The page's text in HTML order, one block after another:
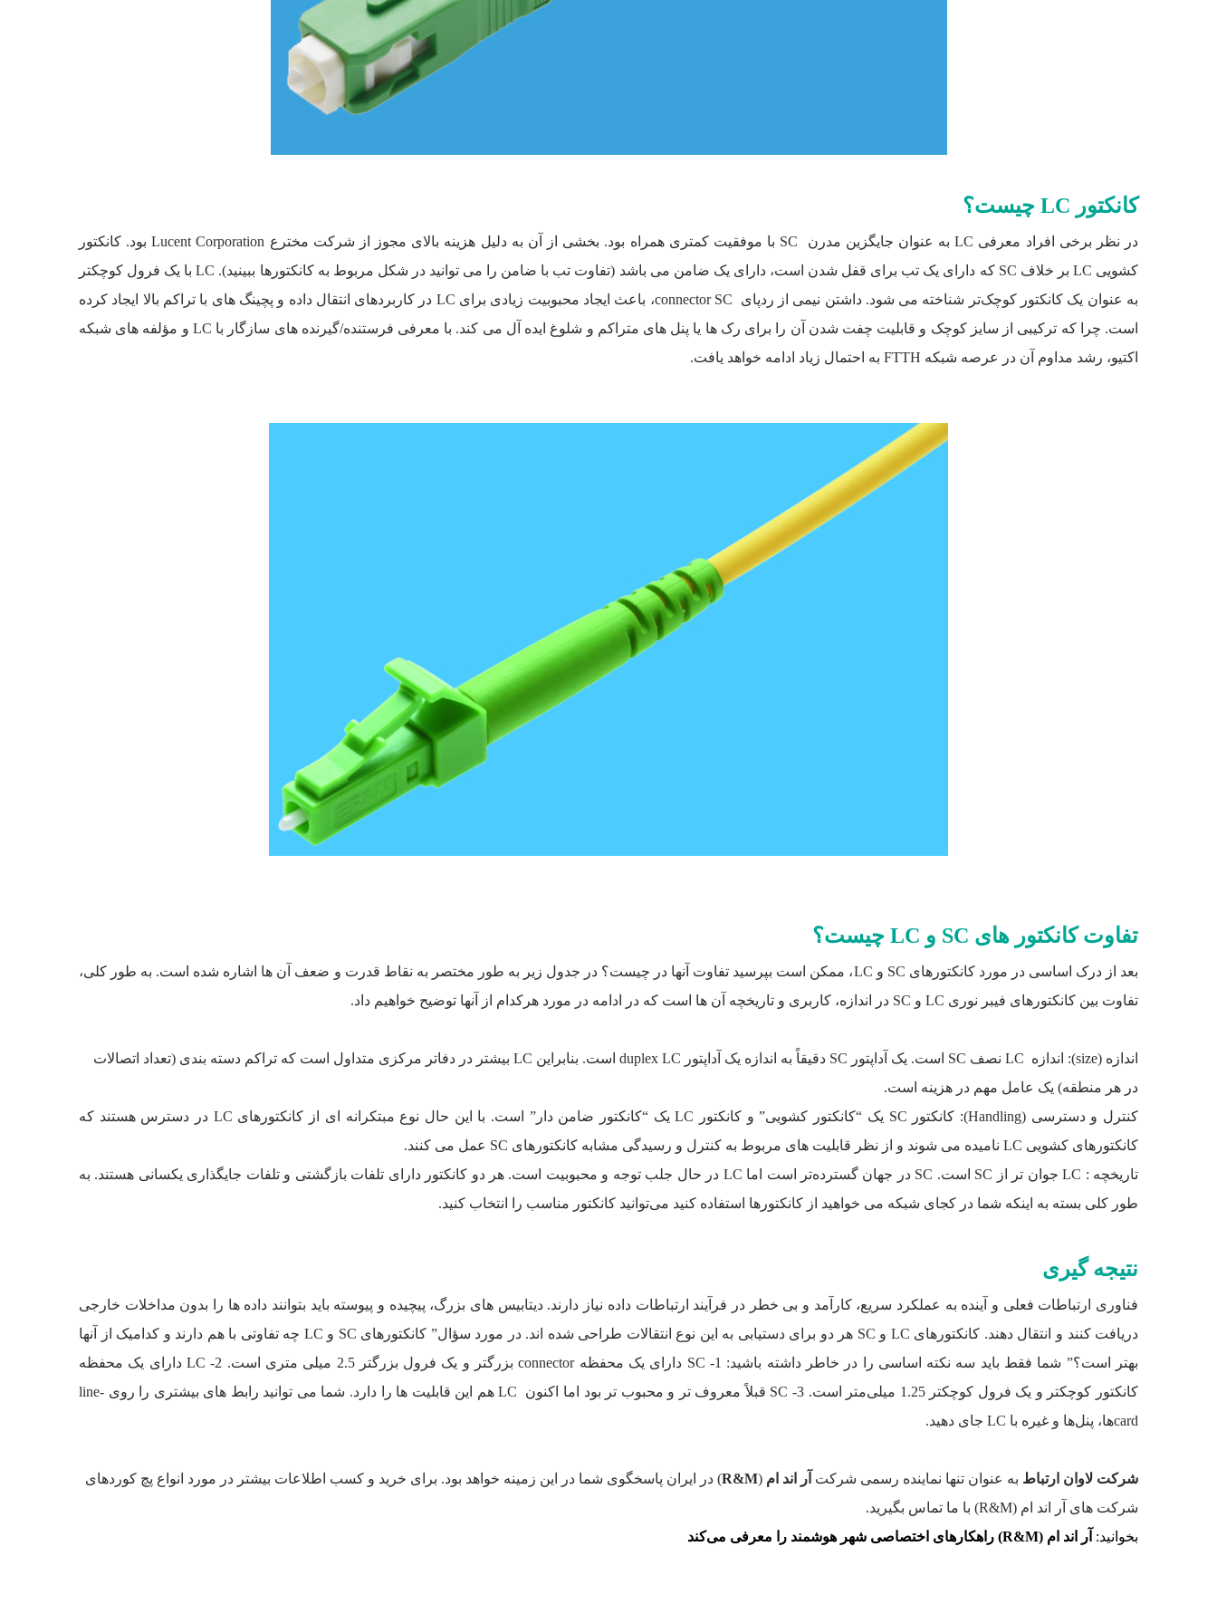
کانکتور LC چیست؟
در نظر برخی افراد معرفی LC به عنوان جایگزین مدرن SC با موفقیت کمتری همراه بود. بخشی از آن به دلیل هزینه بالای مجوز از شرکت مخترع Lucent Corporation بود. کانکتور
کشویی LC بر خلاف SC که دارای یک تب برای قفل شدن است، دارای یک ضامن می باشد (تفاوت تب با ضامن را می توانید در شکل مربوط به کانکتورها ببینید). LC با یک فرول کوچکتر
به عنوان یک کانکتور کوچک‌تر شناخته می شود. داشتن نیمی از ردپای connector SC، باعث ایجاد محبوبیت زیادی برای LC در کاربردهای انتقال داده و پچینگ های با تراکم بالا ایجاد کرده
است. چرا که ترکیبی از سایز کوچک و قابلیت چفت شدن آن را برای رک ها یا پنل های متراکم و شلوغ ایده آل می کند. با معرفی فرستنده/گیرنده های سازگار با LC و مؤلفه های شبکه
اکتیو، رشد مداوم آن در عرصه شبکه FTTH به احتمال زیاد ادامه خواهد یافت.
تفاوت کانکتور های SC و LC چیست؟
بعد از درک اساسی در مورد کانکتورهای SC و LC، ممکن است بپرسید تفاوت آنها در چیست؟ در جدول زیر به طور مختصر به نقاط قدرت و ضعف آن ها اشاره شده است. به طور کلی،
تفاوت بین کانکتورهای فیبر نوری LC و SC در اندازه، کاربری و تاریخچه آن ها است که در ادامه در مورد هرکدام از آنها توضیح خواهیم داد.
اندازه (size): اندازه LC نصف SC است. یک آداپتور SC دقیقاً به اندازه یک آداپتور duplex LC است. بنابراین LC بیشتر در دفاتر مرکزی متداول است که تراکم دسته بندی (تعداد اتصالات
در هر منطقه) یک عامل مهم در هزینه است.
کنترل و دسترسی (Handling): کانکتور SC یک “کانکتور کشویی” و کانکتور LC یک “کانکتور ضامن دار” است. با این حال نوع مبتکرانه ای از کانکتورهای LC در دسترس هستند که
کانکتورهای کشویی LC نامیده می شوند و از نظر قابلیت های مربوط به کنترل و رسیدگی مشابه کانکتورهای SC عمل می کنند.
تاریخچه : LC جوان تر از SC است. SC در جهان گسترده‌تر است اما LC در حال جلب توجه و محبوبیت است. هر دو کانکتور دارای تلفات بازگشتی و تلفات جایگذاری یکسانی هستند. به
طور کلی بسته به اینکه شما در کجای شبکه می خواهید از کانکتورها استفاده کنید می‌توانید کانکتور مناسب را انتخاب کنید.
نتیجه گیری
فناوری ارتباطات فعلی و آینده به عملکرد سریع، کارآمد و بی خطر در فرآیند ارتباطات داده نیاز دارند. دیتابیس های بزرگ، پیچیده و پیوسته باید بتوانند داده ها را بدون مداخلات خارجی
دریافت کنند و انتقال دهند. کانکتورهای LC و SC هر دو برای دستیابی به این نوع انتقالات طراحی شده اند. در مورد سؤال” کانکتورهای SC و LC چه تفاوتی با هم دارند و کدامیک از آنها
بهتر است؟” شما فقط باید سه نکته اساسی را در خاطر داشته باشید: 1- SC دارای یک محفظه connector بزرگتر و یک فرول بزرگتر 2.5 میلی متری است. 2- LC دارای یک محفظه
کانکتور کوچکتر و یک فرول کوچکتر 1.25 میلی‌متر است. 3- SC قبلاً معروف تر و محبوب تر بود اما اکنون LC هم این قابلیت ها را دارد. شما می توانید رابط های بیشتری را روی line-
cardها، پنل‌ها و غیره با LC جای دهید.
شرکت لاوان ارتباط به عنوان تنها نماینده رسمی شرکت آر اند ام (
R&M) در ایران پاسخگوی شما در این زمینه خواهد بود. برای خرید و کسب اطلاعات بیشتر در مورد انواع پچ کوردهای
شرکت های آر اند ام (R&M) با ما تماس بگیرید.
بخوانید: آر اند ام (R&M) راهکارهای اختصاصی شهر هوشمند را معرفی می‌کند